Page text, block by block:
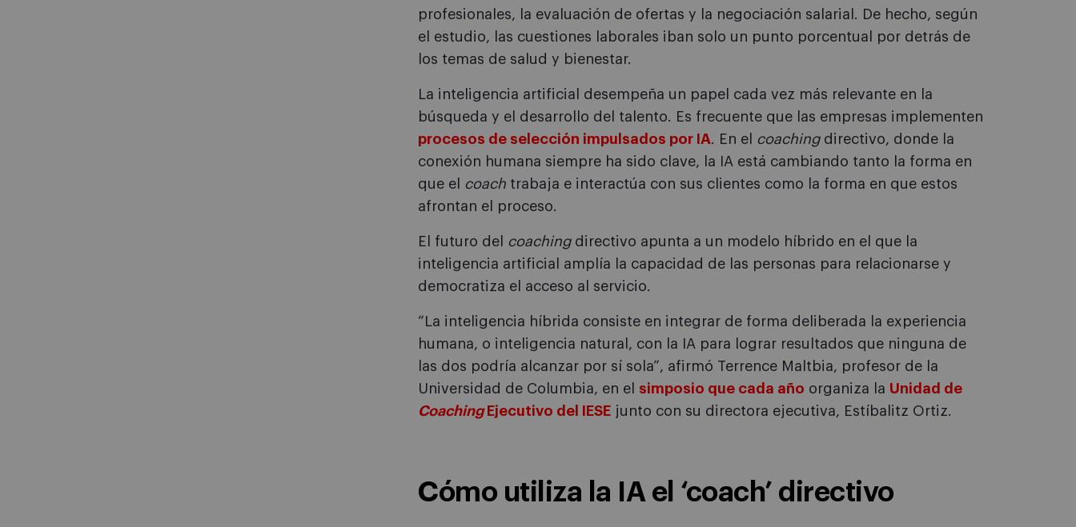
profesionales, la evaluación de ofertas y la negociación salarial. De hecho, según
el estudio, las cuestiones laborales iban solo un punto porcentual por detrás de
los temas de salud y bienestar.
La inteligencia artificial desempeña un papel cada vez más relevante en la
búsqueda y el desarrollo del talento. Es frecuente que las empresas implementen
procesos de selección impulsados por IA. En el coachingdirectivo, donde la
conexión humana siempre ha sido clave, la IA está cambiando tanto la forma en
que el
coach trabaja e interactúa con sus clientes como la forma en que estos
afrontan el proceso.
El futuro del coachingdirectivo apunta a un modelo híbrido en el que la
inteligencia artificial amplía la capacidad de las personas para relacionarse y
democratiza el acceso al servicio.
“La inteligencia híbrida consiste en integrar de forma deliberada la experiencia
humana, o inteligencia natural, con la IA para lograr resultados que ninguna de
las dos podría alcanzar por sí sola”, afirmó Terrence Maltbia, profesor de la
Universidad de Columbia, en el simposio que cada año organiza la Unidad de
CoachingEjecutivo del IESE junto con su directora ejecutiva, Estíbalitz Ortiz.
Cómo utiliza la IA el ‘coach’ directivo